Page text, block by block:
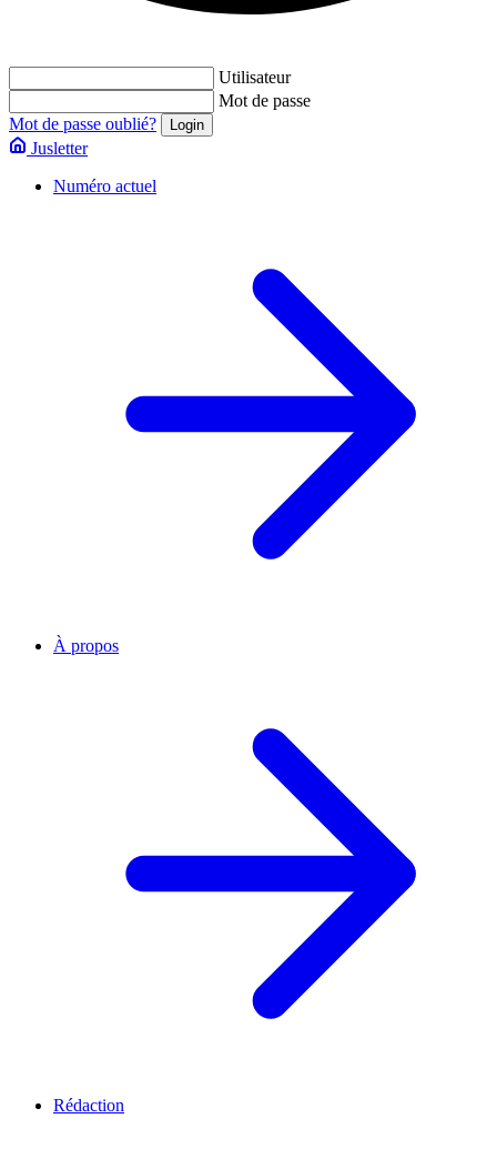
Utilisateur
Mot de passe
Mot de passe oublié?
Jusletter
Numéro actuel
À propos
Rédaction